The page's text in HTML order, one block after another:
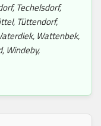
Techelsdorf,
Tüttendorf,
Wattenbek,
Windeby,